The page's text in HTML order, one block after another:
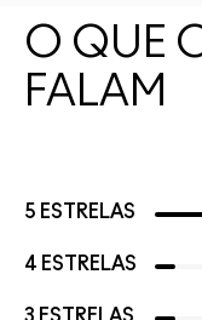
O QUE
FALAM
5 ESTRELAS
4 ESTRELAS